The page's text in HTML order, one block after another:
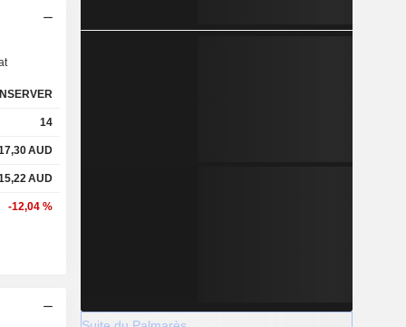
14
AUD
AUD
-12,04 %